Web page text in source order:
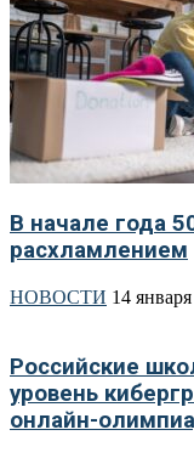
В начале года
расхламлением
НОВОСТИ 14
Российские
уровень
онлайн-